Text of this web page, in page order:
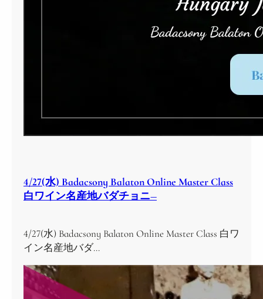
4/27(水) Badacsony Balaton Online Master Class
白ワイン名産地バダチョニ―
4/27(水) Badacsony Balaton Online Master Class 白ワ
イン名産地バダ…